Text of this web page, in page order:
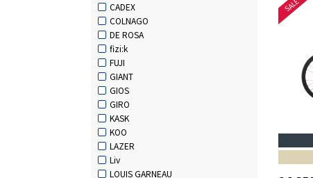
CADEX
COLNAGO
DE ROSA
fizi:k
FUJI
GIANT
GIOS
GIRO
KASK
KOO
LAZER
Liv
LOUIS GARNEAU